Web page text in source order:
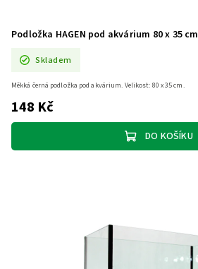
Podložka HAGEN pod akvárium 80 x 35 cm
Skladem
148 Kč
DO KOŠÍKU
Měkká černá podložka pod akvárium. Velikost: 80 x 35 cm.